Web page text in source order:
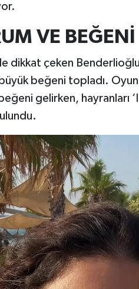
VE BEĞENİ
dikkat çeken
beğeni topladı.
gelirken, hayranları